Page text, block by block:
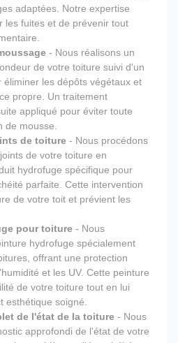
adaptées. Notre expertise
les fuites et de prévenir tout
- Nous réalisons un
de votre toiture suivi d'un
éliminer les dépôts végétaux et
propre. Un traitement
appliqué pour éviter toute
de mousse.
de toiture - Nous procédons
de votre toiture en
hydrofuge spécifique pour
parfaite. Cette intervention
de votre toit et prévient les
pour toiture - Nous
hydrofuge spécialement
offrant une protection
et les UV. Cette peinture
de votre toiture tout en lui
esthétique soigné.
de l'état de la toiture - Nous
approfondi de l'état de votre